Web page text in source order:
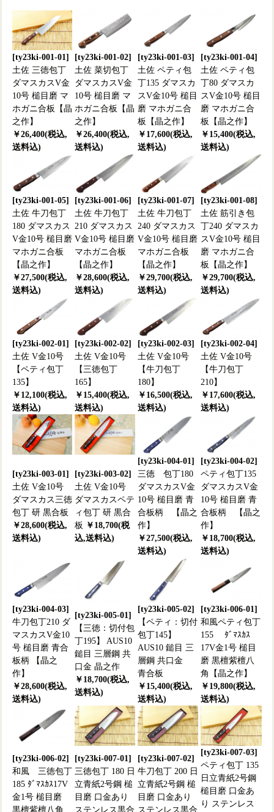
[ty23ki-001-01]
土佐 三徳包丁
ダマスカスV金
10号 槌目磨 マ
ホガニ合板【晶
之作】
￥26,400(税込,
送料込)
[ty23ki-001-02]
土佐 菜切包丁
ダマスカスV金
10号 槌目磨 マ
ホガニ合板【晶
之作】
￥26,400(税込,
送料込)
[ty23ki-001-03]
土佐 ペティ包
丁135 ダマスカ
スV金10号 槌目
磨 マホガニ合
板【晶之作】
￥17,600(税込,
送料込)
[ty23ki-001-04]
土佐 ペティ包
丁80 ダマスカ
スV金10号 槌目
磨 マホガニ合
板【晶之作】
￥15,400(税込,
送料込)
[ty23ki-001-05]
土佐 牛刀包丁
180 ダマスカス
V金10号 槌目磨
マホガニ合板
【晶之作】
￥27,500(税込,
送料込)
[ty23ki-001-06]
土佐 牛刀包丁
210 ダマスカス
V金10号 槌目磨
マホガニ合板
【晶之作】
￥28,600(税込,
送料込)
[ty23ki-001-07]
土佐 牛刀包丁
240 ダマスカス
V金10号 槌目磨
マホガニ合板
【晶之作】
￥29,700(税込,
送料込)
[ty23ki-001-08]
土佐 筋引き包
丁240 ダマスカ
スV金10号 槌目
磨 マホガニ合
板【晶之作】
￥29,700(税込,
送料込)
[ty23ki-002-01]
土佐 V金10号
【ペティ包丁
135】
￥12,100(税込,
送料込)
[ty23ki-002-02]
土佐 V金10号
【三徳包丁
165】
￥15,400(税込,
送料込)
[ty23ki-002-03]
土佐 V金10号
【牛刀包丁
180】
￥16,500(税込,
送料込)
[ty23ki-002-04]
土佐 V金10号
【牛刀包丁
210】
￥17,600(税込,
送料込)
[ty23ki-003-01]
土佐 V金10号
ダマスカス三徳
包丁 研 黒合板
￥28,600(税込,
送料込)
[ty23ki-003-02]
土佐 V金10号
ダマスカスペテ
ィ包丁 研 黒合
板 ￥18,700(税
込,送料込)
[ty23ki-004-01]
三徳 包丁180
ダマスカスV金
10号 槌目磨 青
合板柄 【晶之
作】
￥27,500(税込,
送料込)
[ty23ki-004-02]
ペティ包丁135
ダマスカスV金
10号 槌目磨 青
合板柄 【晶之
作】
￥18,700(税込,
送料込)
[ty23ki-004-03]
牛刀包丁210 ダ
マスカスV金10
号 槌目磨 青合
板柄 【晶之
作】
￥28,600(税込,
送料込)
[ty23ki-005-01]
【三徳：切付包
丁195】 AUS10
鎚目 三層鋼 共
口金 晶之作
￥18,700(税込,
送料込)
[ty23ki-005-02]
【ペティ：切付
包丁145】
AUS10 鎚目 三
層鋼 共口金
青合板
￥15,400(税込,
送料込)
[ty23ki-006-01]
和風ペティ包丁
155 ﾀﾞﾏｽｶｽ
17V金1号 槌目
磨 黒檀紫檀八
角【晶之作】
￥19,800(税込,
送料込)
[ty23ki-006-02]
和風 三徳包丁
185 ﾀﾞﾏｽｶｽ17V
金1号 槌目磨
黒檀紫檀八角
[ty23ki-007-01]
三徳包丁 180 日
立青紙2号鋼 槌
目磨 口金あり
ステンレス黒合
[ty23ki-007-02]
牛刀包丁 200 日
立青紙2号鋼 槌
目磨 口金あり
ステンレス黒合
[ty23ki-007-03]
ペティ包丁 135
日立青紙2号鋼
槌目磨 口金あ
り ステンレス